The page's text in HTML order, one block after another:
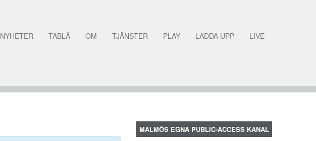
NYHETER TABLÅ OM TJÄNSTER PLAY LADDA UPP LIVE
MALMÖS EGNA PUBLIC-ACCESS KANAL